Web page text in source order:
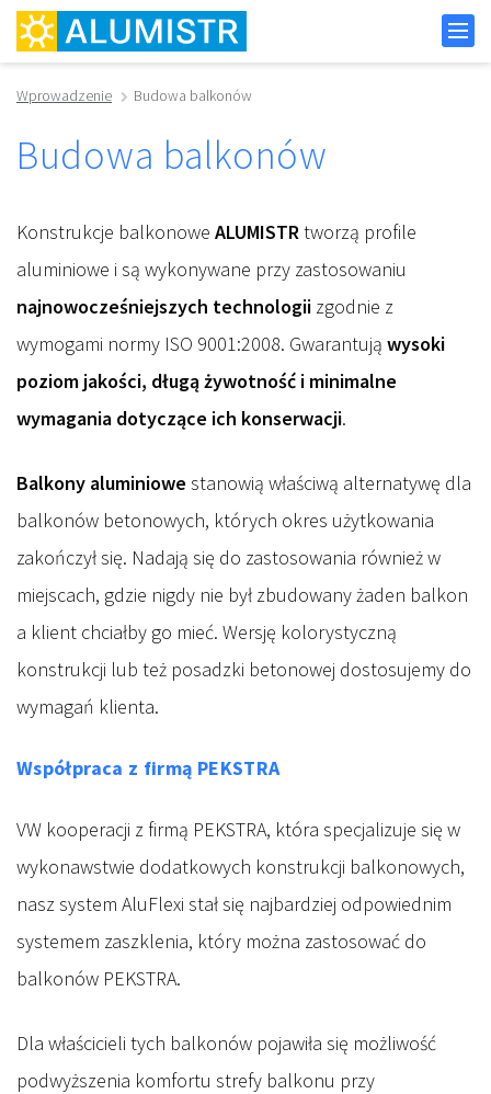
Wprowadzenie Budowa balkonów
Budowa balkonów
Konstrukcje balkonowe ALUMISTRtworzą profile
aluminiowe i są wykonywane przy zastosowaniu
najnowocześniejszych technologii zgodnie z
wymogami normy ISO 9001:2008. Gwarantują wysoki
poziom jakości, długą żywotność i minimalne
wymagania dotyczące ich konserwacji.
Balkony aluminiowe stanowią właściwą alternatywę dla
balkonów betonowych, których okres użytkowania
zakończył się. Nadają się do zastosowania również w
miejscach, gdzie nigdy nie był zbudowany żaden balkon
a klient chciałby go mieć. Wersję kolorystyczną
konstrukcji lub też posadzki betonowej dostosujemy do
wymagań klienta.
Współpraca z firmą PEKSTRA
VW kooperacji z firmą PEKSTRA, która specjalizuje się w
wykonawstwie dodatkowych konstrukcji balkonowych,
nasz system AluFlexi stał się najbardziej odpowiednim
systemem zaszklenia, który można zastosować do
balkonów PEKSTRA.
Dla właścicieli tych balkonów pojawiła się możliwość
podwyższenia komfortu strefy balkonu przy